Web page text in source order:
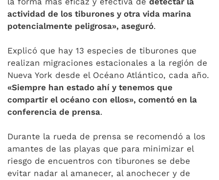
actividad de los tiburones y otra vida marina
potencialmente peligrosa», aseguró.
Explicó que hay 13 especies de tiburones que
realizan migraciones estacionales a la región de
Nueva York desde el Océano Atlántico, cada año.
«Siempre han estado ahí y tenemos que
compartir el océano con ellos», comentó en la
conferencia de prensa.
Durante la rueda de prensa se recomendó a los
amantes de las playas que para minimizar el
riesgo de encuentros con tiburones se debe
evitar nadar al amanecer, al anochecer y de